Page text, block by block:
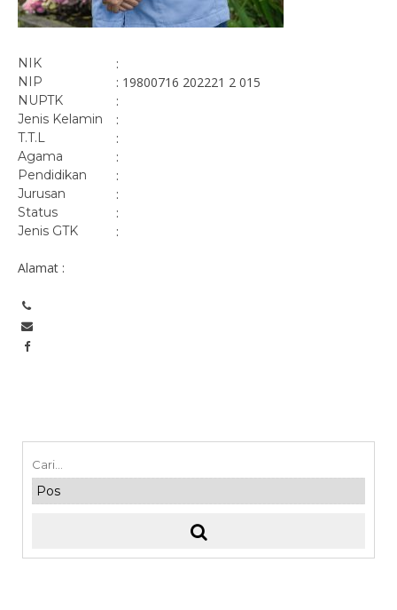
NIK :
NIP : 19800716 202221 2 015
NUPTK :
Jenis Kelamin :
T.T.L :
Agama :
Pendidikan :
Jurusan :
Status :
Jenis GTK :
Alamat :